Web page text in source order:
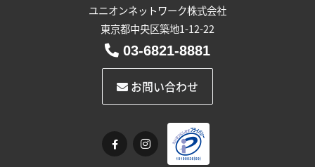
ユニオンネットワーク株式会社
東京都中央区築地1-12-22
03-6821-8881
お問い合わせ